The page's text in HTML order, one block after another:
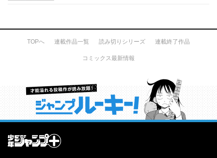
TOPへ 連載作品一覧 読み切りシリーズ 連載終了作品
コミックス最新情報
才能溢れる投稿作が読み放題！ ジャンプルーキー！